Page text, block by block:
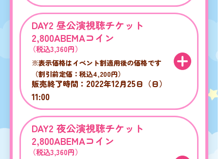
DAY2 昼公演視聴チケット
2,800ABEMAコイン
（税込3,360円）
※表示価格はイベント割適用後の価格です
（割引前定価：税込4,200円）
販売終了時間： 2022年12月25日（日）
11:00
DAY2 夜公演視聴チケット
2,800ABEMAコイン
（税込3,360円）